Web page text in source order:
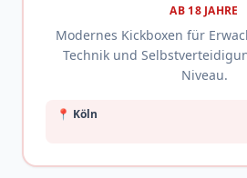
AB 18 JAHRE
Modernes Kickboxen für
Technik und
Niveau.
📍 Köln